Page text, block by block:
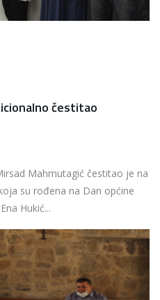
čestitao
Mahmutagić čestitao je na
su rođena na Dan općine
Hukić...